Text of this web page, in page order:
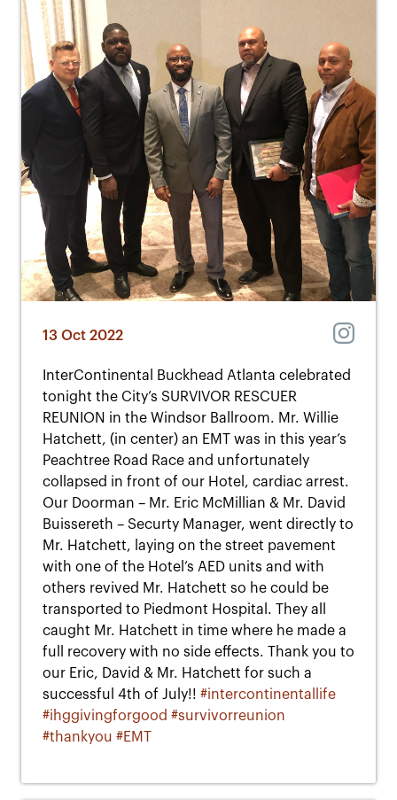
InterContinental Buckhead Atlanta celebrated
tonight the City’s SURVIVOR RESCUER
REUNION in the Windsor Ballroom. Mr. Willie
Hatchett, (in center) an EMT was in this year’s
Peachtree Road Race and unfortunately
collapsed in front of our Hotel, cardiac arrest.
Our Doorman – Mr. Eric McMillian & Mr. David
Buissereth – Securty Manager, went directly to
Mr. Hatchett, laying on the street pavement
with one of the Hotel’s AED units and with
others revived Mr. Hatchett so he could be
transported to Piedmont Hospital. They all
caught Mr. Hatchett in time where he made a
full recovery with no side effects. Thank you to
our Eric, David & Mr. Hatchett for such a
successful 4th of July!! #intercontinentallife
#ihggivingforgood #survivorreunion
#thankyou #EMT
13 Oct 2022